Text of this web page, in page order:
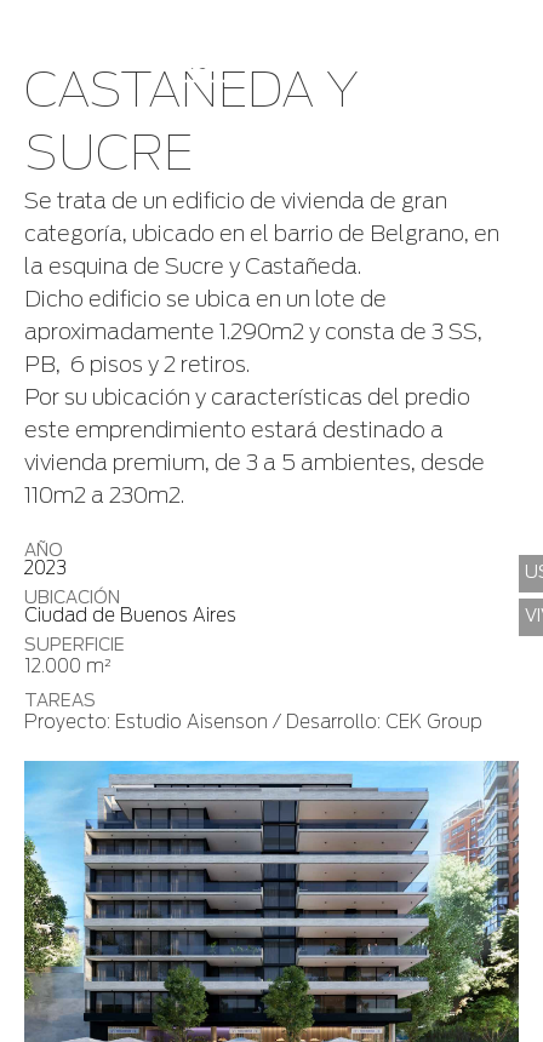
CASTAÑEDA Y
SUCRE
Se trata de un edificio de vivienda de gran
categoría, ubicado en el barrio de Belgrano, en
la esquina de Sucre y Castañeda.
Dicho edificio se ubica en un lote de
aproximadamente 1.290m2 y consta de 3 SS,
PB, 6 pisos y 2 retiros.
Por su ubicación y características del predio
este emprendimiento estará destinado a
vivienda premium, de 3 a 5 ambientes, desde
110m2 a 230m2.
AÑO
2023
UBICACIÓN
Ciudad de Buenos Aires
SUPERFICIE
12.000 m²
TAREAS
Proyecto: Estudio Aisenson / Desarrollo: CEK Group